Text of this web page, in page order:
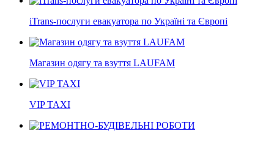
iTrans-послуги евакуатора по Україні та Європі
Магазин одягу та взуття LAUFAM
VIP TAXI